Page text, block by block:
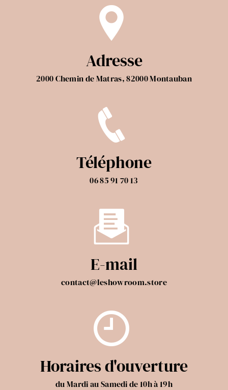
Adresse
2000 Chemin de Matras, 82000 Montauban
Téléphone
06 85 91 70 13
E-mail
contact@leshowroom.store
Horaires d'ouverture
du Mardi au Samedi de 10h à 19h